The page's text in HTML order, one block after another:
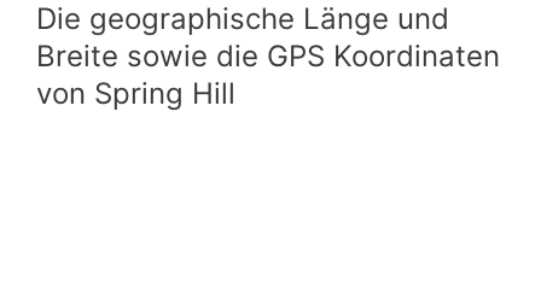
Die geographische Länge und
Breite sowie die GPS Koordinaten
von Spring Hill